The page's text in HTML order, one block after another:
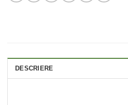
DESCRIERE